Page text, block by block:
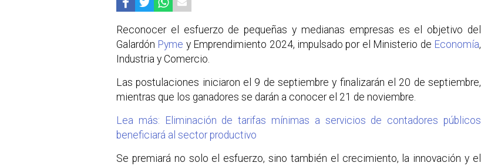
Reconocer el esfuerzo de pequeñas y medianas empresas es el objetivo del
Galardón Pyme y Emprendimiento 2024, impulsado por el Ministerio de Economía,
Industria y Comercio.
Las postulaciones iniciaron el 9 de septiembre y finalizarán el 20 de septiembre,
mientras que los ganadores se darán a conocer el 21 de noviembre.
Lea más: Eliminación de tarifas mínimas a servicios de contadores públicos
beneficiará al sector productivo
Se premiará no solo el esfuerzo, sino también el crecimiento, la innovación y el